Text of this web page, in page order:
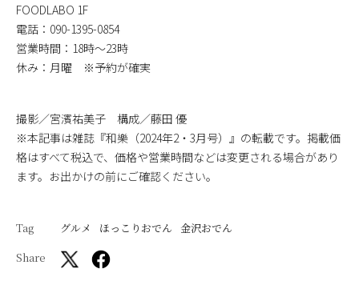
FOODLABO 1F
電話：090-1395-0854
営業時間：18時～23時
休み：月曜 ※予約が確実
撮影／宮濱祐美子 構成／藤田 優
※本記事は雑誌『和樂（2024年2・3月号）』の転載です。掲載価
格はすべて税込で、価格や営業時間などは変更される場合があり
ます。お出かけの前にご確認ください。
Tag グルメ ほっこりおでん 金沢おでん
Share